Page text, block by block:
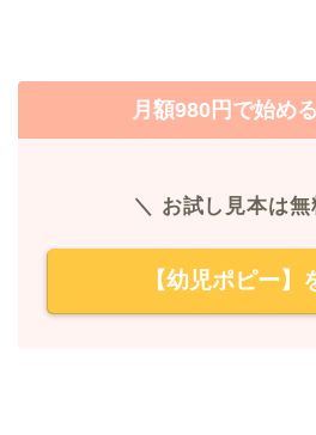
月額980円で始め
＼ お試し見本は無
【幼児ポピー】